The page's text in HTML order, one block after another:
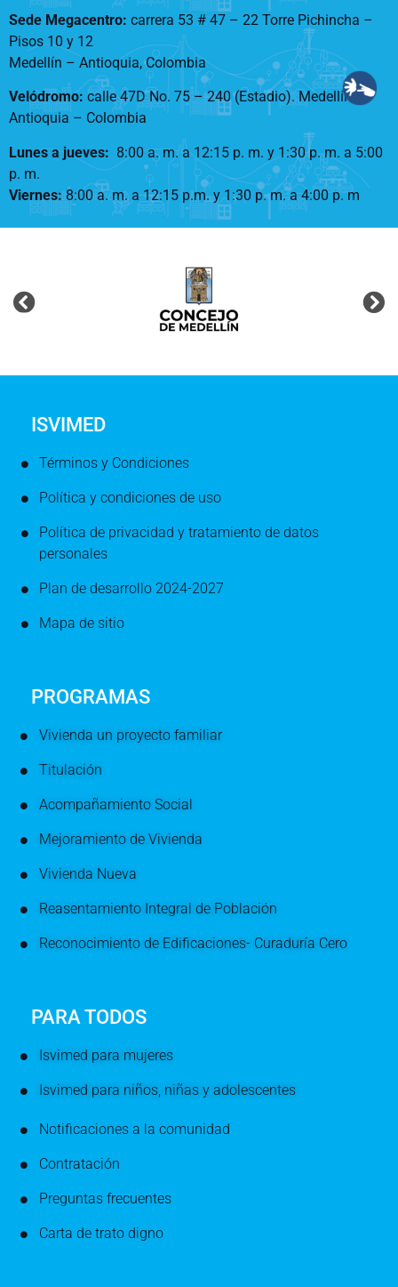
Sede Megacentro: carrera 53 # 47 – 22 Torre Pichincha –
Pisos 10 y 12
Medellín – Antioquia, Colombia
Velódromo: calle 47D No. 75 – 240 (Estadio). Medellín –
Antioquia – Colombia
Lunes a jueves: 8:00 a. m. a 12:15 p. m. y 1:30 p. m. a 5:00
p. m.
Viernes:8:00 a. m. a 12:15 p.m. y 1:30 p. m. a 4:00 p. m
ISVIMED
Términos y Condiciones
Política y condiciones de uso
Política de privacidad y tratamiento de datos
personales
Plan de desarrollo 2024-2027
Mapa de sitio
PROGRAMAS
Vivienda un proyecto familiar
Titulación
Acompañamiento Social
Mejoramiento de Vivienda
Vivienda Nueva
Reasentamiento Integral de Población
Reconocimiento de Edificaciones- Curaduría Cero
PARA TODOS
Isvimed para mujeres
Isvimed para niños, niñas y adolescentes
Notificaciones a la comunidad
Contratación
Preguntas frecuentes
Carta de trato digno